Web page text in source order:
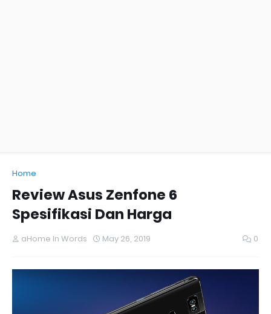
Home
Review Asus Zenfone 6
Spesifikasi Dan Harga
aHome In Words May 26, 2019 0